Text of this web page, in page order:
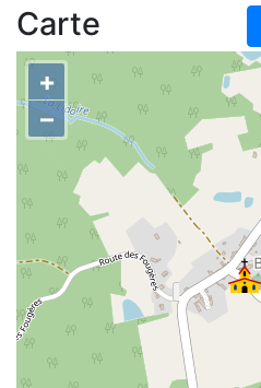
Carte
+
–